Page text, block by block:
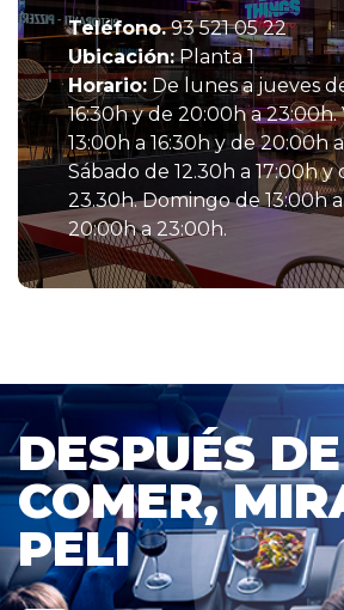
Teléfono.93 521 05 22
Ubicación:Planta 1
Horario:De lunes a jueves
16:30h y de 20:00h a 23:00h.
13:00h a 16:30h y de 20:00h
Sábado de 12.30h a 17:00h y
23.30h. Domingo de 13:00h
20:00h a 23:00h.
DESPUÉS DE
COMER,
PELI